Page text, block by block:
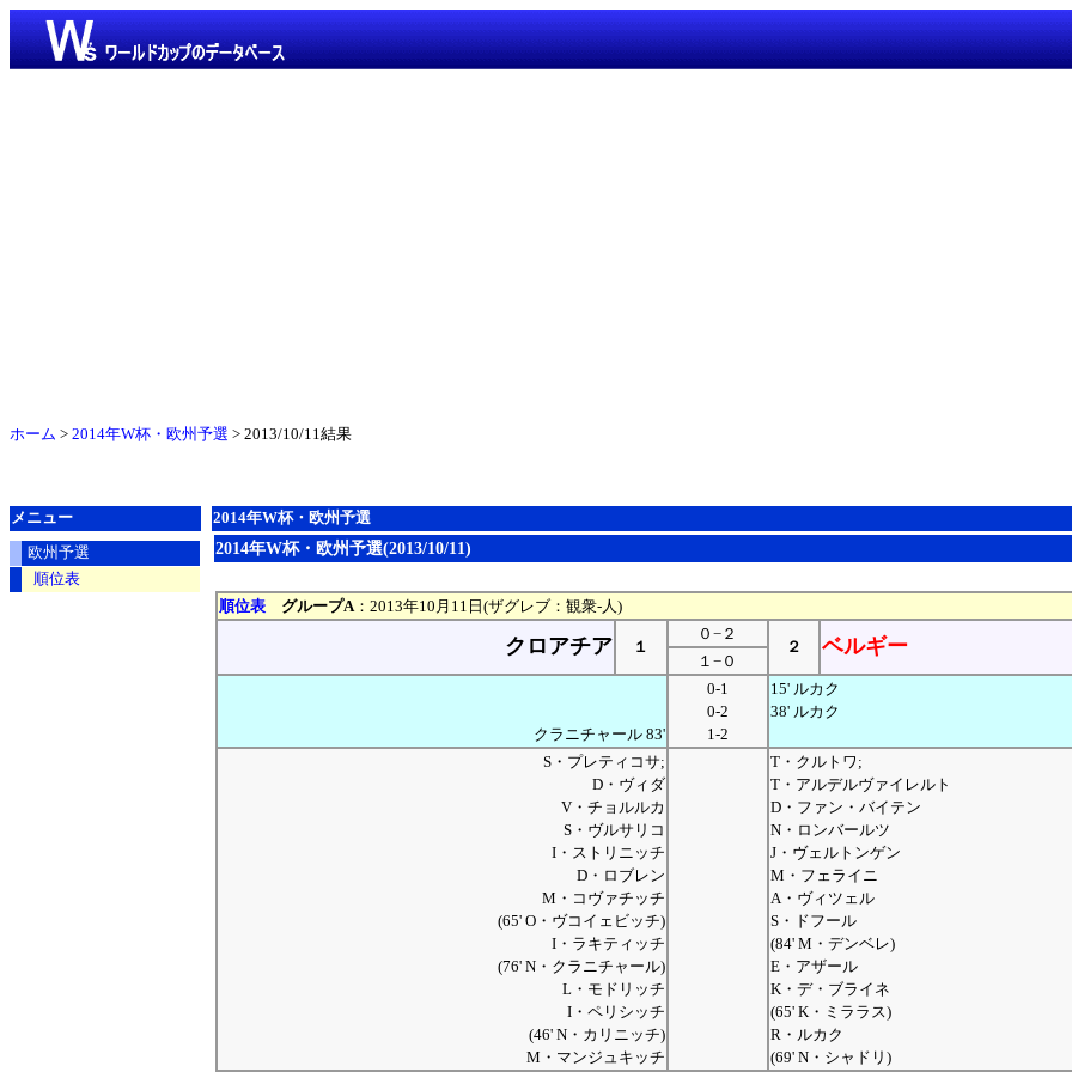
ホーム > 2014年W杯・欧州予選 > 2013/10/11結果
2014年W杯・欧州予選
2014年W杯・欧州予選(2013/10/11)
順位表 グループA：2013年10月11日(ザグレブ：観衆-人)
クロアチア １
０−２
２ ベルギー
１−０
クラニチャール 83'
0-1
0-2
1-2
15' ルカク
38' ルカク
S・プレティコサ;
D・ヴィダ
V・チョルルカ
S・ヴルサリコ
I・ストリニッチ
D・ロブレン
M・コヴァチッチ
(65' O・ヴコイェビッチ)
I・ラキティッチ
(76' N・クラニチャール)
L・モドリッチ
I・ペリシッチ
(46' N・カリニッチ)
M・マンジュキッチ
T・クルトワ;
T・アルデルヴァイレルト
D・ファン・バイテン
N・ロンバールツ
J・ヴェルトンゲン
M・フェライニ
A・ヴィツェル
S・ドフール
(84' M・デンベレ)
E・アザール
K・デ・ブライネ
(65' K・ミララス)
R・ルカク
(69' N・シャドリ)
メニュー
欧州予選
順位表